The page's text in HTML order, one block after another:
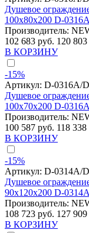
Душевое
100x80x200 D-
Производитель:
102 683 руб. 120 803
В КОРЗИНУ
-15%
Артикул: D-0316A/
Душевое
100x70x200 D-
Производитель:
100 587 руб. 118 338
В КОРЗИНУ
-15%
Артикул: D-0314A/
Душевое
90x120x200 D-
Производитель:
108 723 руб. 127 909
В КОРЗИНУ